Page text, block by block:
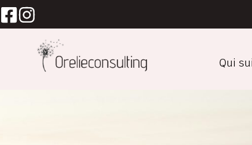
Aller
au
Qui